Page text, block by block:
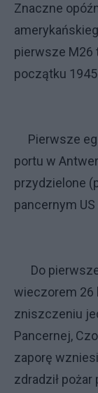
Znaczne
pierwsze M26
początku
Pierwsze
portu w
przydzielone
pancernym US
Do
wieczorem 26
zniszczeniu
Pancernej,
zaporę
zdradził